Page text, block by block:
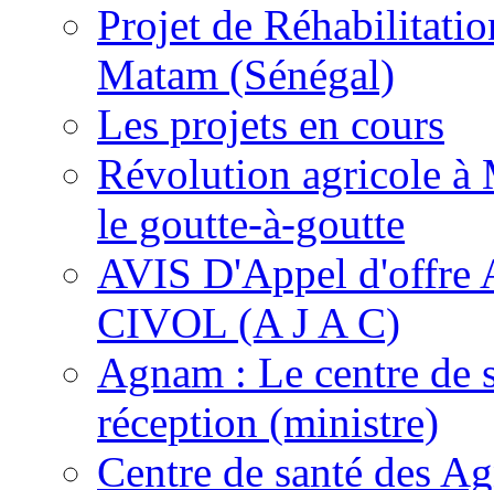
Projet de
Matam (Sénégal)
Les projets en cours
Révolution agricole à
le goutte-à-goutte
AVIS D'Appel d'offre
CIVOL (A J A C)
Agnam : Le centre de
réception (ministre)
Centre de santé des